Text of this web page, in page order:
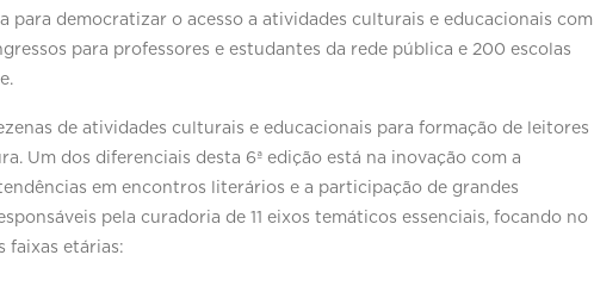
democratizar o acesso a atividades culturais e educacionais com
para professores e estudantes da rede pública e 200 escolas
de atividades culturais e educacionais para formação de leitores
Um dos diferenciais desta 6ª edição está na inovação com a
em encontros literários e a participação de grandes
pela curadoria de 11 eixos temáticos essenciais, focando no
faixas etárias: